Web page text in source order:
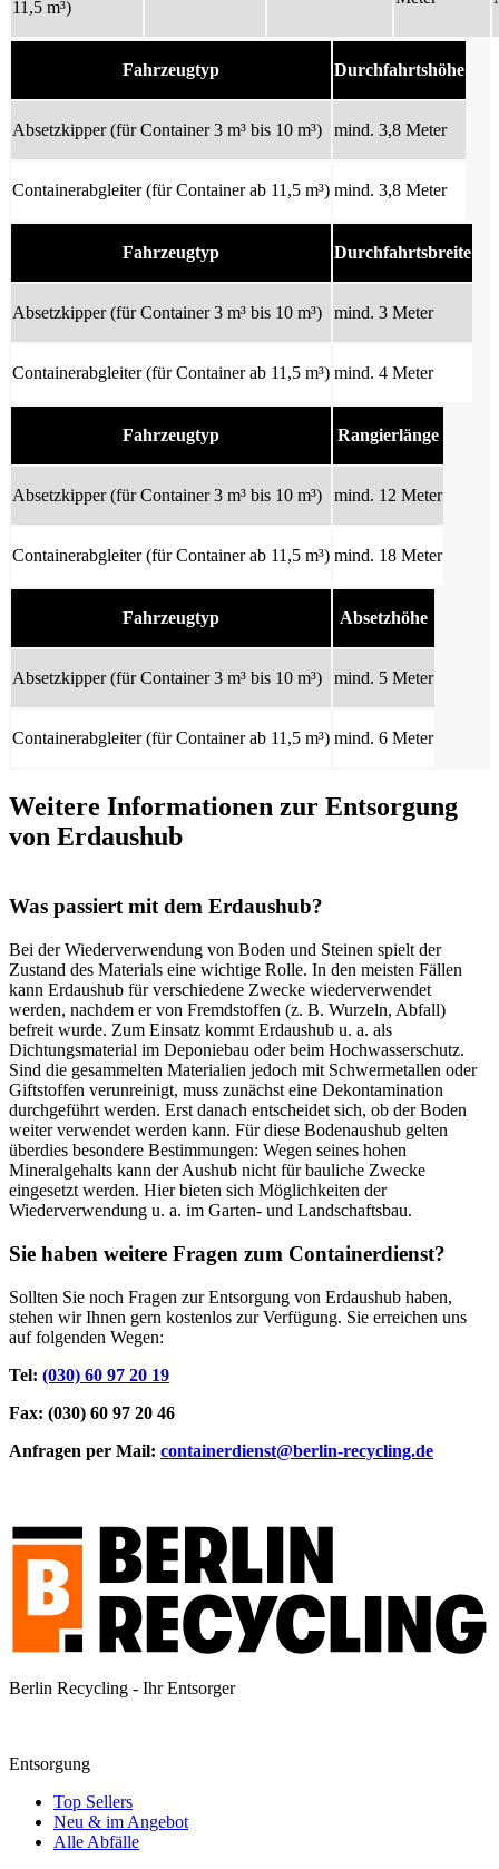
11,5 m³)
Fahrzeugtyp Durchfahrtshöhe
Absetzkipper (für Container 3 m³ bis 10 m³) mind. 3,8 Meter
Containerabgleiter (für Container ab 11,5 m³) mind. 3,8 Meter
Fahrzeugtyp Durchfahrtsbreite
Absetzkipper (für Container 3 m³ bis 10 m³) mind. 3 Meter
Containerabgleiter (für Container ab 11,5 m³) mind. 4 Meter
Fahrzeugtyp Rangierlänge
Absetzkipper (für Container 3 m³ bis 10 m³) mind. 12 Meter
Containerabgleiter (für Container ab 11,5 m³) mind. 18 Meter
Fahrzeugtyp Absetzhöhe
Absetzkipper (für Container 3 m³ bis 10 m³) mind. 5 Meter
Containerabgleiter (für Container ab 11,5 m³) mind. 6 Meter
Weitere Informationen zur Entsorgung
von Erdaushub
Was passiert mit dem Erdaushub?
Bei der Wiederverwendung von Boden und Steinen spielt der
Zustand des Materials eine wichtige Rolle. In den meisten Fällen
kann Erdaushub für verschiedene Zwecke wiederverwendet
werden, nachdem er von Fremdstoffen (z. B. Wurzeln, Abfall)
befreit wurde. Zum Einsatz kommt Erdaushub u. a. als
Dichtungsmaterial im Deponiebau oder beim Hochwasserschutz.
Sind die gesammelten Materialien jedoch mit Schwermetallen oder
Giftstoffen verunreinigt, muss zunächst eine Dekontamination
durchgeführt werden. Erst danach entscheidet sich, ob der Boden
weiter verwendet werden kann. Für diese Bodenaushub gelten
überdies besondere Bestimmungen: Wegen seines hohen
Mineralgehalts kann der Aushub nicht für bauliche Zwecke
eingesetzt werden. Hier bieten sich Möglichkeiten der
Wiederverwendung u. a. im Garten- und Landschaftsbau.
Sie haben weitere Fragen zum Containerdienst?
Sollten Sie noch Fragen zur Entsorgung von Erdaushub haben,
stehen wir Ihnen gern kostenlos zur Verfügung. Sie erreichen uns
auf folgenden Wegen:
Tel: (030) 60 97 20 19
Fax: (030) 60 97 20 46
Anfragen per Mail: containerdienst@berlin-recycling.de
Berlin Recycling - Ihr Entsorger
Entsorgung
Top Sellers
Neu & im Angebot
Alle Abfälle